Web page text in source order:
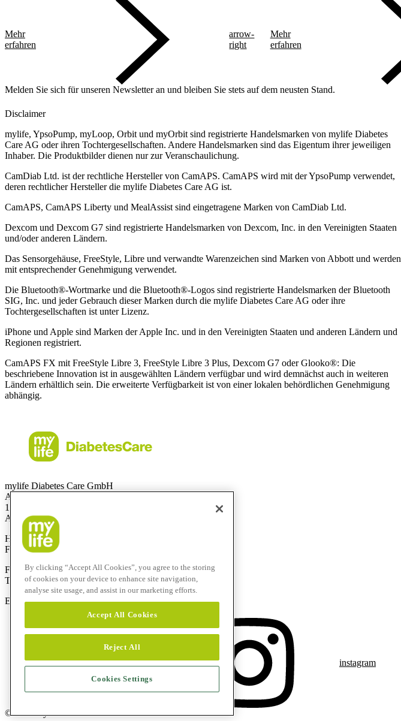
Mehr
erfahren
arrow-
right
Mehr
erfahren
Melden Sie sich für unseren Newsletter an und bleiben Sie stets auf dem neusten Stand.
Disclaimer
mylife, YpsoPump, myLoop, Orbit und myOrbit sind registrierte Handelsmarken von mylife Diabetes
Care AG oder ihren Tochtergesellschaften. Andere Handelsmarken sind das Eigentum ihrer jeweiligen
Inhaber. Die Produktbilder dienen nur zur Veranschaulichung.
CamDiab Ltd. ist der rechtliche Hersteller von CamAPS. CamAPS wird mit der YpsoPump verwendet,
deren rechtlicher Hersteller die mylife Diabetes Care AG ist.
CamAPS, CamAPS Liberty und MealAssist sind eingetragene Marken von CamDiab Ltd.
Dexcom und Dexcom G7 sind registrierte Handelsmarken von Dexcom, Inc. in den Vereinigten Staaten
und/oder anderen Ländern.
Das Sensorgehäuse, FreeStyle, Libre und verwandte Warenzeichen sind Marken von Abbott und werden
mit entsprechender Genehmigung verwendet.
Die Bluetooth®-Wortmarke und die Bluetooth®-Logos sind registrierte Handelsmarken der Bluetooth
SIG, Inc. und jeder Gebrauch dieser Marken durch die mylife Diabetes Care AG oder ihre
Tochtergesellschaften ist unter Lizenz.
iPhone und Apple sind Marken der Apple Inc. und in den Vereinigten Staaten und anderen Ländern und
Regionen registriert.
CamAPS FX mit FreeStyle Libre 3, FreeStyle Libre 3 Plus, Dexcom G7 oder Glooko®: Die
beschriebene Innovation ist in ausgewählten Ländern verfügbar und wird demnächst auch in weiteren
Ländern erhältlich sein. Die erweiterte Verfügbarkeit ist von einer lokalen behördlichen Genehmigung
abhängig.
mylife Diabetes Care GmbH
Am Euro Platz 2
1120 Wien
Austria
Hotline:0800 300 304
Fax:+43 720 880 148
Für Anrufe aus dem Ausland:
Technik-Hotline:+43 720 882 805
E-Mail:service@mylife-diabetescare.at
instagram
© 2026 mylife Diabetes Care AG
By clicking “Accept All Cookies”, you agree to the storing
of cookies on your device to enhance site navigation,
analyse site usage, and assist in our marketing efforts.
Accept All Cookies
Reject All
Cookies Settings